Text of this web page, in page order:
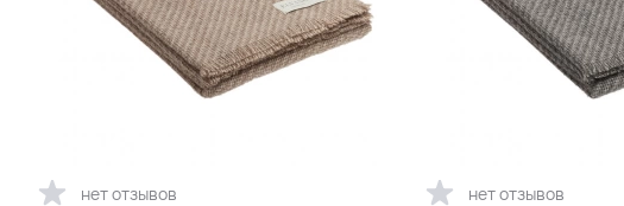
нет отзывов нет отзывов